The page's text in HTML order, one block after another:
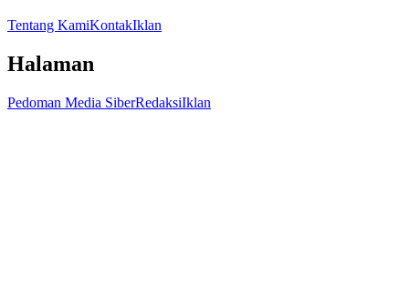
Tentang KamiKontakIklan
Halaman
Pedoman Media SiberRedaksiIklan